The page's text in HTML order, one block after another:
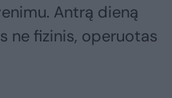
Antrą dieną
ne fizinis, operuotas